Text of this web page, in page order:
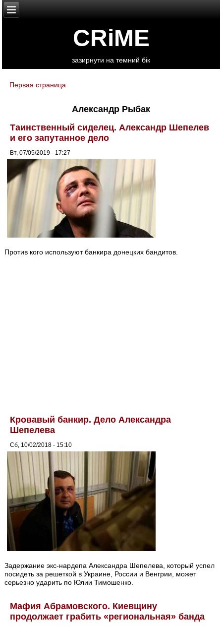
CRiME
зазирнути на темний бік
You are here
Первая страница
Александр Рыбак
Таинственный сиделец. Александр Шепелев
и его запутанное дело
Вт, 07/05/2019 - 17:27
Против кого используют банкира донецких бандитов.
Кровавый банкир. Дело Александра
Шепелева
Сб, 10/02/2018 - 15:10
Задержание экс-нардепа Александра Шепелева, который успел
посидеть за решеткой в Украине, России и Венгрии, может
серьезно ударить по Юлии Тимошенко.
Мафия Абрамовского. Киевщину
продолжает грабить «региональная» банда